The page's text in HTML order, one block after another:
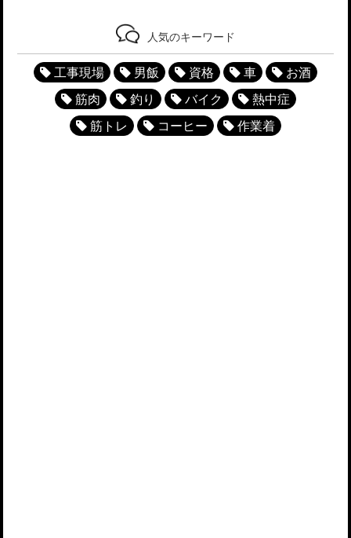
人気のキーワード
工事現場 男飯 資格 車
お酒
筋肉
釣り バイク
熱中症
筋トレ
コーヒー 作業着